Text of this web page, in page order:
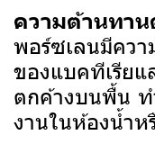
ความต้านทา
พอร์ซเลนมีคว
ของแบคทีเรียแ
ตกค้างบนพื้น ท
งานในห้องน้ำ